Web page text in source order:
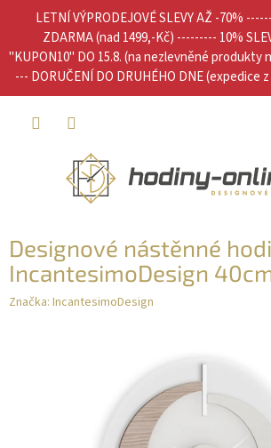
LETNÍ VÝPRODEJOVÉ SLEVY AŽ -70%
ZDARMA (nad 1499,-Kč) --------- 10%
"KUPON10" DO 15.8. (na nezlevněné produkty
--- DORUČENÍ DO DRUHÉHO DNE (expedice
Designové nástěnné
IncantesimoDesign
Značka: IncantesimoDesign